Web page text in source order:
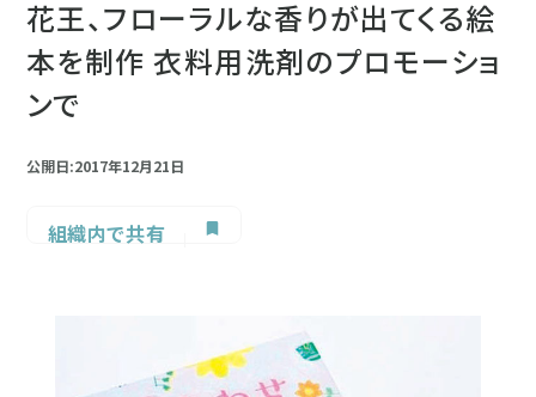
花王、フローラルな香りが出てくる絵
本を制作 衣料用洗剤のプロモーショ
ンで
公開日:2017年12月21日
組織内で共有